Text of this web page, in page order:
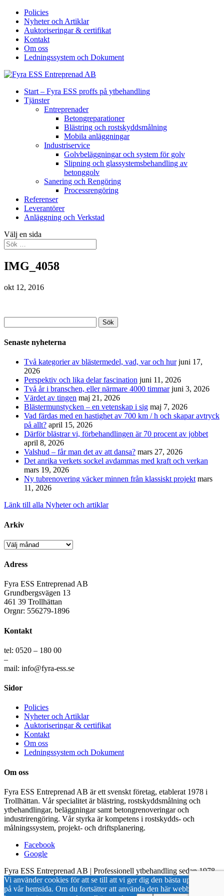
Policies
Nyheter och Artiklar
Auktoriseringar & certifikat
Kontakt
Om oss
Ledningssystem och Dokument
Start – Fyra ESS proffs på ytbehandling
Tjänster
Entreprenader
Betongreparationer
Blästring och rostskyddsmålning
Mobila anläggningar
Industriservice
Golvbeläggningar och system för golv
Slipning och glassystemsbehandling av
betonggolv
Sanering och Rengöring
Processrengöring
Referenser
Leverantörer
Anläggning och Verkstad
Välj en sida
IMG_4058
okt 12, 2016
efter:
Senaste nyheterna
Två kategorier av blästermedel, vad, var och hur juni 17,
2026
Perspektiv och lika delar fascination juni 11, 2026
Två år i branschen, eller närmare 4000 timmar juni 3, 2026
Värdet av tingen maj 21, 2026
Blästermunstycken – en vetenskap i sig maj 7, 2026
Vad färdas med en hastighet av 700 km / h och skapar avtryck
på allt? april 15, 2026
Därför blästrar vi, förbehandlingen är 70 procent av jobbet
april 8, 2026
Valshud – får man det av att dansa? mars 27, 2026
Det anrika verkets sockel avdammas med kraft och verkan
mars 19, 2026
Ny tubrenovering väcker minnen från klassiskt projekt mars
11, 2026
Länk till alla Nyheter och artiklar
Arkiv
Arkiv
Adress
Fyra ESS Entreprenad AB
Grundbergsvägen 13
461 39 Trollhättan
Orgnr: 556279-1896
Kontakt
tel: 0520 – 180 00
–
mail: info@fyra-ess.se
Sidor
Policies
Nyheter och Artiklar
Auktoriseringar & certifikat
Kontakt
Om oss
Ledningssystem och Dokument
Om oss
Fyra ESS Entreprenad AB är ett svenskt företag, etablerat 1978 i
Trollhättan. Vår specialitet är blästring, rostskyddsmålning och
ytbehandlingar, beläggningar samt betongrenoveringar och
industrirengöring. Vår styrka är kompetens i rostskydds- och
målningssystem, projekt- och driftsplanering.
Facebook
Google
Fyra ESS Entreprenad AB | Professionell ytbehandling sedan 1978
Vi använder cookies för att se till att vi ger dig den bästa upplevelsen
på vår hemsida. Om du fortsätter att använda den här webbplatsen